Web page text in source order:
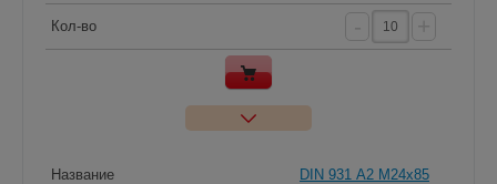
Кол-во
Название
DIN 931 А2 M24x85